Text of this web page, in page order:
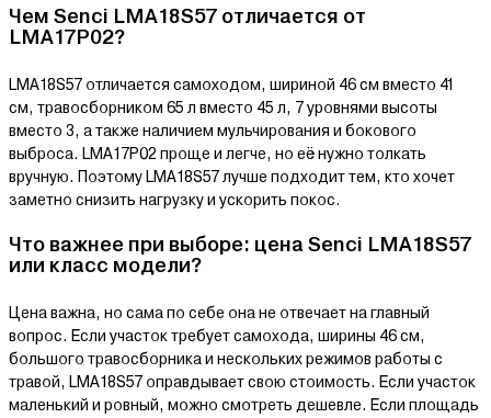
Чем Senci LMA18S57 отличается от
LMA17P02?
LMA18S57 отличается самоходом, шириной 46 см вместо 41
см, травосборником 65 л вместо 45 л, 7 уровнями высоты
вместо 3, а также наличием мульчирования и бокового
выброса. LMA17P02 проще и легче, но её нужно толкать
вручную. Поэтому LMA18S57 лучше подходит тем, кто хочет
заметно снизить нагрузку и ускорить покос.
Что важнее при выборе: цена Senci LMA18S57
или класс модели?
Цена важна, но сама по себе она не отвечает на главный
вопрос. Если участок требует самохода, ширины 46 см,
большого травосборника и нескольких режимов работы с
травой, LMA18S57 оправдывает свою стоимость. Если участок
маленький и ровный, можно смотреть дешевле. Если площадь